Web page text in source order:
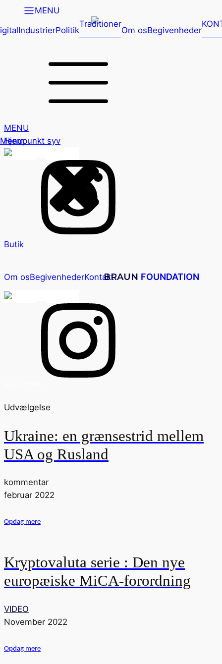
MENU
IndustrierPolitik
Traditioner
Om osBegivenheder
MENU
Menupunkt syv
Hjem
Butik
Om osBegivenhederKontaktBRAUN FOUNDATION
Udvælgelse
Ukraine: en grænsestrid mellem
USA og Rusland
kommentar
februar 2022
Opdag mere
Kryptovaluta serie : Den nye
europæiske MiCA-forordning
VIDEO
November 2022
Opdag mere